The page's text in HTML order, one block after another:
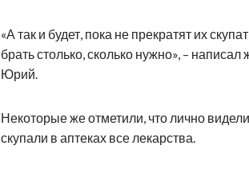
«А так и будет, пока не прекратят их
брать столько, сколько нужно», –
Юрий.
Некоторые же отметили, что лично
скупали в аптеках все лекарства.